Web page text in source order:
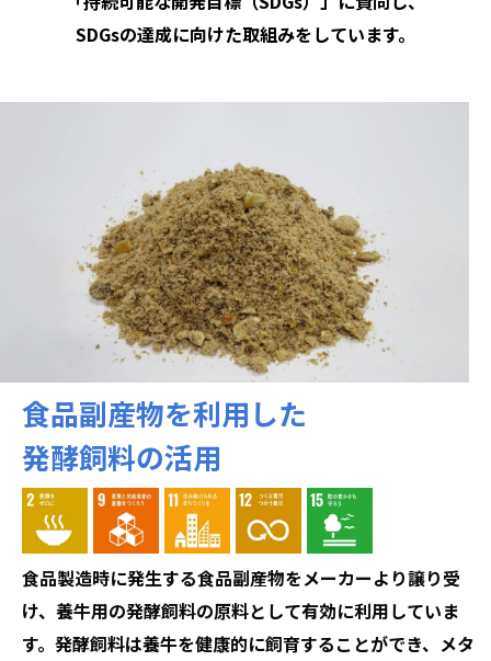
SDGsの達成に向けた取組みをしています。
食品副産物を利用した
発酵飼料の活用
食品製造時に発生する食品副産物をメーカーより譲り受
け、養牛用の発酵飼料の原料として有効に利用していま
す。 発酵飼料は養牛を健康的に飼育することができ、メタ